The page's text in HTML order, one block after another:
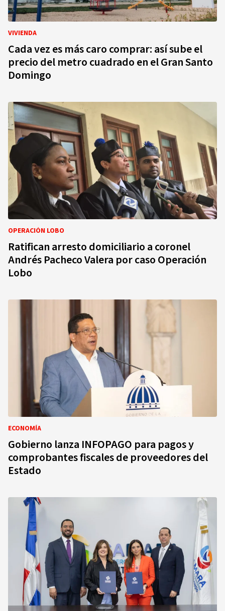
VIVIENDA
Cada vez es más caro comprar: así sube el
precio del metro cuadrado en el Gran Santo
Domingo
OPERACIÓN LOBO
Ratifican arresto domiciliario a coronel
Andrés Pacheco Valera por caso Operación
Lobo
ECONOMÍA
Gobierno lanza INFOPAGO para pagos y
comprobantes fiscales de proveedores del
Estado